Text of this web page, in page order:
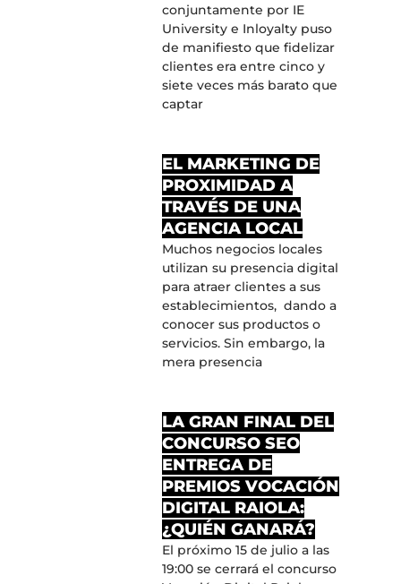
conjuntamente por IE
University e Inloyalty puso
de manifiesto que fidelizar
clientes era entre cinco y
siete veces más barato que
captar
EL MARKETING DE
PROXIMIDAD A
TRAVÉS DE UNA
AGENCIA LOCAL
Muchos negocios locales
utilizan su presencia digital
para atraer clientes a sus
establecimientos, dando a
conocer sus productos o
servicios. Sin embargo, la
mera presencia
LA GRAN FINAL DEL
CONCURSO SEO
ENTREGA DE
PREMIOS VOCACIÓN
DIGITAL RAIOLA:
¿QUIÉN GANARÁ?
El próximo 15 de julio a las
19:00 se cerrará el concurso